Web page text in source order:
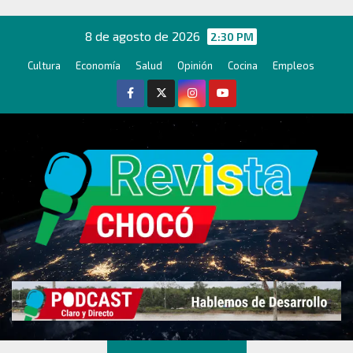
contenido
8 de agosto de 2026 2:30 PM
Cultura Economía Salud Opinión Cocina Empleos